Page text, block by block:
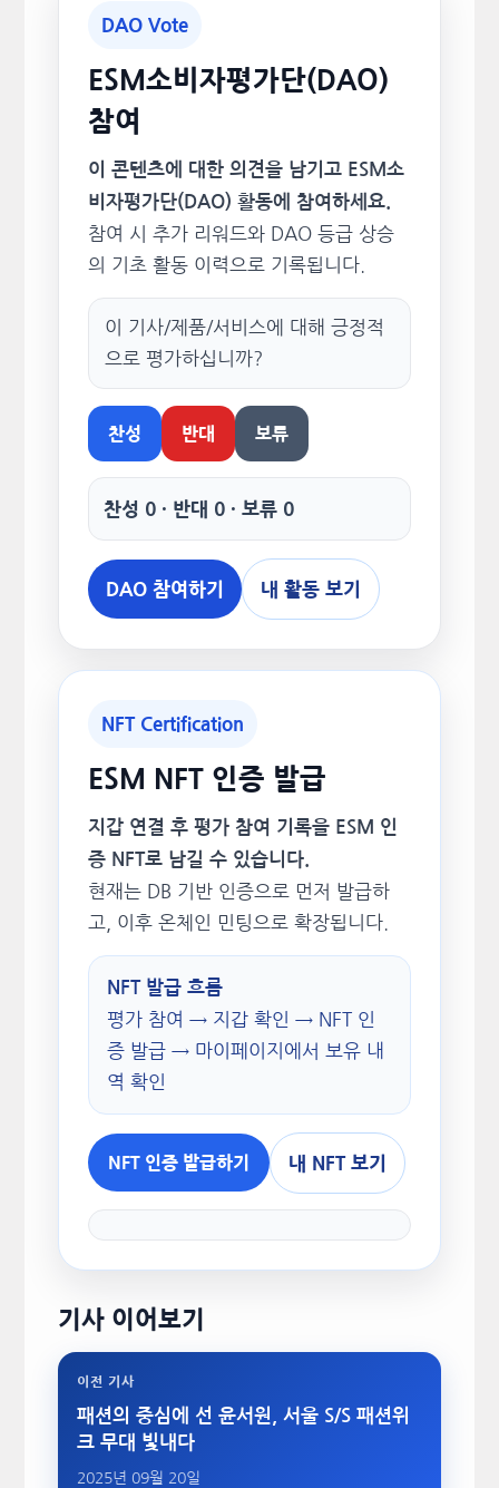
DAO Vote
ESM소비자평가단(DAO)
참여
이 콘텐츠에 대한 의견을 남기고 ESM소
비자평가단(DAO) 활동에 참여하세요.
참여 시 추가 리워드와 DAO 등급 상승
의 기초 활동 이력으로 기록됩니다.
이 기사/제품/서비스에 대해 긍정적
으로 평가하십니까?
찬성 반대 보류
찬성 0 · 반대 0 · 보류 0
DAO 참여하기 내 활동 보기
NFT Certification
ESM NFT 인증 발급
지갑 연결 후 평가 참여 기록을 ESM 인
증 NFT로 남길 수 있습니다.
현재는 DB 기반 인증으로 먼저 발급하
고, 이후 온체인 민팅으로 확장됩니다.
NFT 발급 흐름
평가 참여 → 지갑 확인 → NFT 인
증 발급 → 마이페이지에서 보유 내
역 확인
NFT 인증 발급하기 내 NFT 보기
기사 이어보기
이전 기사
패션의 중심에 선 윤서원, 서울 S/S 패션위
크 무대 빛내다
2025년 09월 20일